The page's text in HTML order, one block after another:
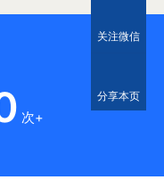
次+
关注微信
分享本页